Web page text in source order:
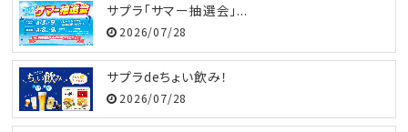
サプラ「サマー抽選会」...
2026/07/28
サプラdeちょい飲み！
2026/07/28